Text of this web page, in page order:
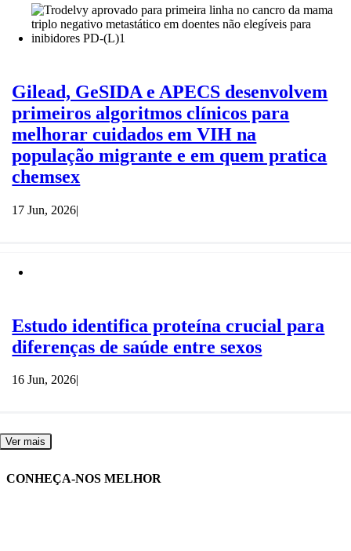
Gilead, GeSIDA e APECS desenvolvem
primeiros algoritmos clínicos para
melhorar cuidados em VIH na
população migrante e em quem pratica
chemsex
17 Jun, 2026|
Estudo identifica proteína crucial para
diferenças de saúde entre sexos
16 Jun, 2026|
Ver mais
CONHEÇA-NOS MELHOR